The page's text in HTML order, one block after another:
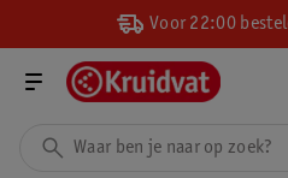
Voor 22:00